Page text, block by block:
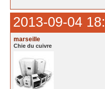
2013-09-04
marseille
Chie du cuivre